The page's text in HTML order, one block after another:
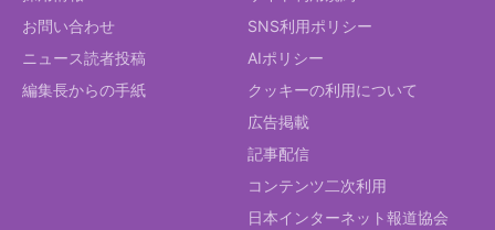
お問い合わせ
ニュース読者投稿
編集長からの手紙
SNS利用ポリシー
AIポリシー
クッキーの利用について
広告掲載
記事配信
コンテンツ二次利用
日本インターネット報道協会